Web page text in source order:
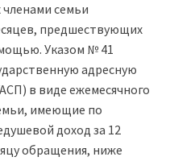
членами семьи
предшествующих
Указом № 41
адресную
в виде ежемесячного
имеющие по
доход за 12
обращения, ниже